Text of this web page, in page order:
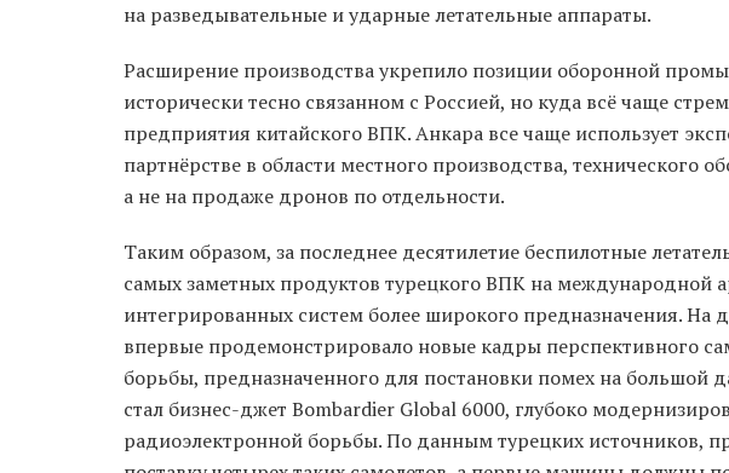
на разведывательные и ударные летательные аппараты.
Расширение производства укрепило позиции оборонной
исторически тесно связанном с Россией, но куда всё чаще
предприятия китайского ВПК. Анкара все чаще использует
партнёрстве в области местного производства, технического
а не на продаже дронов по отдельности.
Таким образом, за последнее десятилетие беспилотные
самых заметных продуктов турецкого ВПК на международной
интегрированных систем более широкого предназначения. На
впервые продемонстрировало новые кадры перспективного
борьбы, предназначенного для постановки помех на большой
стал бизнес-джет Bombardier Global 6000, глубоко
радиоэлектронной борьбы. По данным турецких источников,